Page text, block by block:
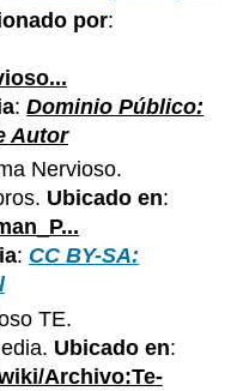
por:
:Dominio Público:
Autor
Nervioso.
Ubicado en:
: CC BY-SA:
TE.
Ubicado en:
Archivo:Te-